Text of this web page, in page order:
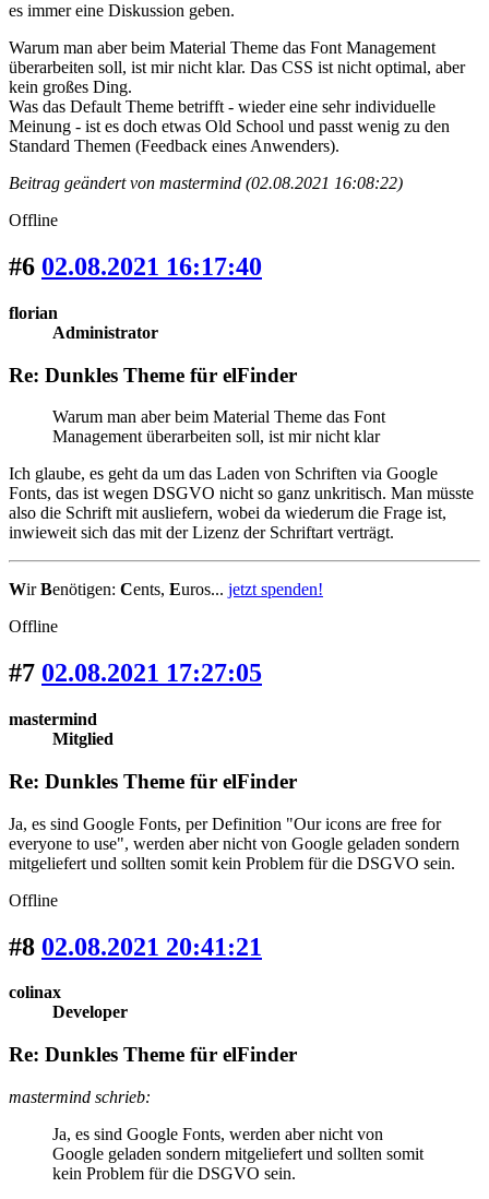
es immer eine Diskussion geben.
Warum man aber beim Material Theme das Font Management
überarbeiten soll, ist mir nicht klar. Das CSS ist nicht optimal, aber
kein großes Ding.
Was das Default Theme betrifft - wieder eine sehr individuelle
Meinung - ist es doch etwas Old School und passt wenig zu den
Standard Themen (Feedback eines Anwenders).
Beitrag geändert von mastermind (02.08.2021 16:08:22)
Offline
#6 02.08.2021 16:17:40
florian
Administrator
Re: Dunkles Theme für elFinder
Warum man aber beim Material Theme das Font
Management überarbeiten soll, ist mir nicht klar
Ich glaube, es geht da um das Laden von Schriften via Google
Fonts, das ist wegen DSGVO nicht so ganz unkritisch. Man müsste
also die Schrift mit ausliefern, wobei da wiederum die Frage ist,
inwieweit sich das mit der Lizenz der Schriftart verträgt.
WirBenötigen: Cents, Euros... jetzt spenden!
Offline
#7 02.08.2021 17:27:05
mastermind
Mitglied
Re: Dunkles Theme für elFinder
Ja, es sind Google Fonts, per Definition "Our icons are free for
everyone to use", werden aber nicht von Google geladen sondern
mitgeliefert und sollten somit kein Problem für die DSGVO sein.
Offline
#8 02.08.2021 20:41:21
colinax
Developer
Re: Dunkles Theme für elFinder
mastermind schrieb:
Ja, es sind Google Fonts, werden aber nicht von
Google geladen sondern mitgeliefert und sollten somit
kein Problem für die DSGVO sein.